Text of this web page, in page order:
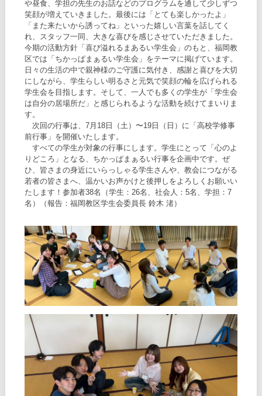
や昼食、学担の先生のお話などのプログラムを通して少しずつ
笑顔が増えていきました。最後には「とても楽しかったよ」
「また来たいから誘ってね」といった嬉しい言葉を話してく
れ、スタッフ一同、大きな喜びを感じさせていただきました。
今期の活動方針「喜び溢れるまあるい学生会」のもと、福岡教
区では「ちかっぱまぁるい学生会」をテーマに掲げています。
日々の生活の中で親神様のご守護に気付き、感謝と喜びを大切
にしながら、学生らしい明るさと元気で笑顔の輪を広げられる
学生会を目指します。そして、一人でも多くの学生が「学生会
は自分の居場所だ」と感じられるような活動を続けてまいりま
す。
次回の行事は、7月18日（土）〜19日（日）に「高校学修事
前行事」を開催いたします。
すべての学生が対象の行事にします。学生にとって「心のよ
りどころ」となる、ちかっぱまぁるい行事を企画中です。ぜ
ひ、皆さまの身近にいらっしゃる学生さんや、教会につながる
若者の皆さまへ、温かいお声かけと後押しをよろしくお願いい
たします！参加者38名（学生：26名、社会人：5名、学担：7
名）（報告：福岡教区学生会委員長 鈴木 渚）